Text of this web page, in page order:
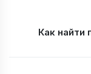
Как найти